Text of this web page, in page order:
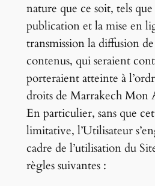
nature que ce soit, tels
publication et la mise en
transmission la diffusion
contenus, qui seraient
porteraient atteinte à
droits de Marrakech Mon
En particulier, sans que
limitative, l’Utilisateur
cadre de l’utilisation du
règles suivantes :